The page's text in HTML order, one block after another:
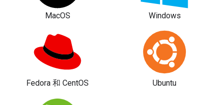
MacOS Windows
Fedora 和 CentOS Ubuntu